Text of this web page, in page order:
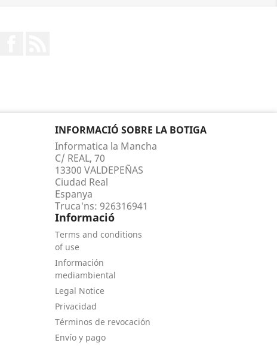
INFORMACIÓ SOBRE LA BOTIGA
Informatica la Mancha
C/ REAL, 70
13300 VALDEPEÑAS
Ciudad Real
Espanya
Truca'ns: 926316941
Informació
Terms and conditions
of use
Información
mediambiental
Legal Notice
Privacidad
Términos de revocación
Envío y pago